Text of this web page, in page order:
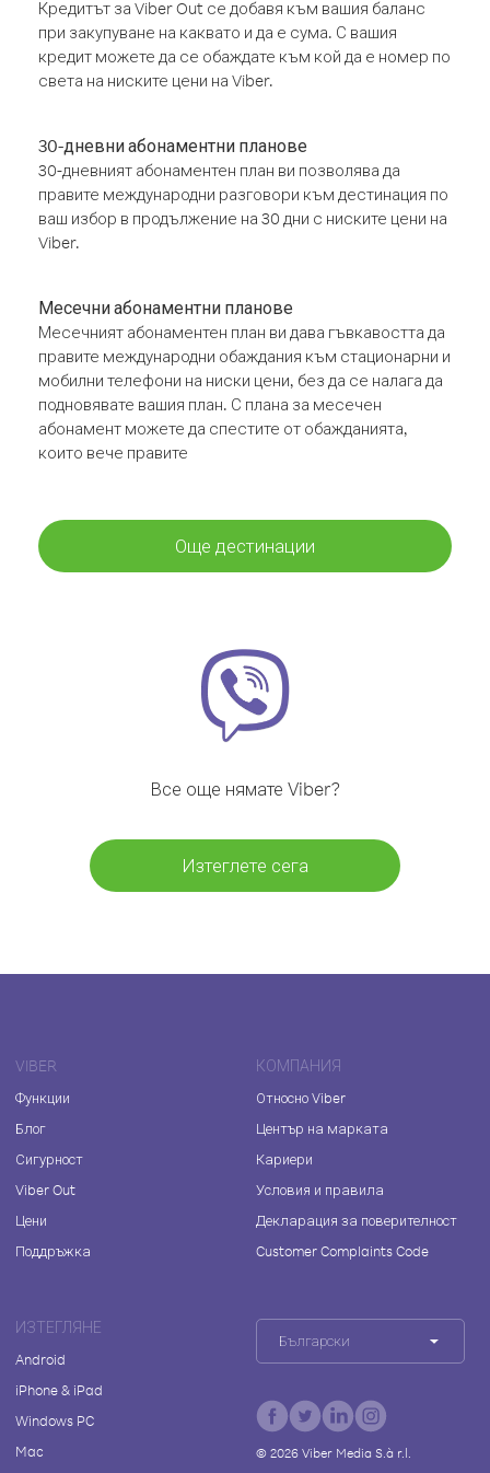
Кредитът за Viber Out се добавя към вашия баланс
при закупуване на каквато и да е сума. С вашия
кредит можете да се обаждате към кой да е номер по
света на ниските цени на Viber.
30-дневни абонаментни планове
30-дневният абонаментен план ви позволява да
правите международни разговори към дестинация по
ваш избор в продължение на 30 дни с ниските цени на
Viber.
Месечни абонаментни планове
Месечният абонаментен план ви дава гъвкавостта да
правите международни обаждания към стационарни и
мобилни телефони на ниски цени, без да се налага да
подновявате вашия план. С плана за месечен
абонамент можете да спестите от обажданията,
които вече правите
Още дестинации
Все още нямате Viber?
Изтеглете сега
VIBER
Функции
Блог
Сигурност
Viber Out
Цени
Поддръжка
КОМПАНИЯ
Относно Viber
Център на марката
Кариери
Условия и правила
Декларация за поверителност
Customer Complaints Code
ИЗТЕГЛЯНЕ
Android
iPhone & iPad
Windows PC
Mac
Български
© 2026Viber Media S.à r.l.